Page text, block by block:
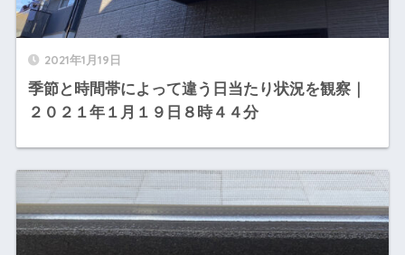
2021年1月19日
季節と時間帯によって違う日当たり状況を観察｜
２０２１年１月１９日８時４４分